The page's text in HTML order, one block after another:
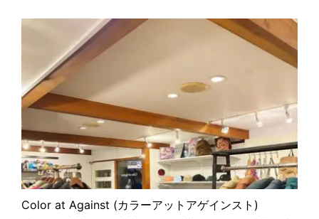
Color at Against (カラーアットアゲインスト)